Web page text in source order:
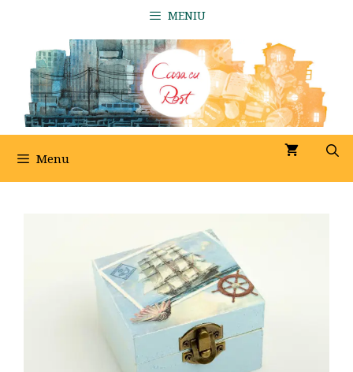
conținut
MENIU
Menu